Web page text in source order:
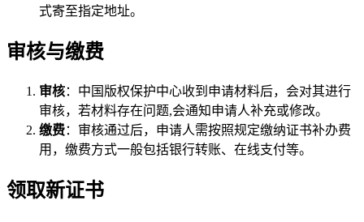
式寄至指定地址。
审核与缴费
审核：中国版权保护中心收到申请材料后，会对其进行
审核，若材料存在问题,会通知申请人补充或修改。
缴费：审核通过后，申请人需按照规定缴纳证书补办费
用，缴费方式一般包括银行转账、在线支付等。
领取新证书